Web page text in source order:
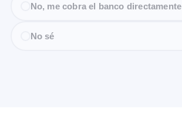
No, me cobra el banco directamente
No sé